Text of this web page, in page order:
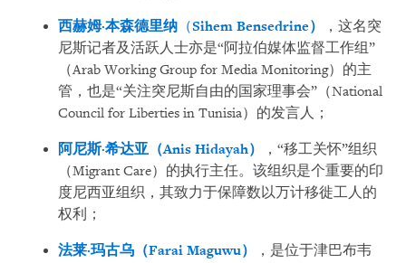
西赫姆·本森德里纳 （Sihem Bensedrine）
，这名突
尼斯记者及活跃人士亦是“阿拉伯媒体监督工作组”
（Arab Working Group for Media Monitoring）的主
管，也是“关注突尼斯自由的国家理事会”（National
Council for Liberties in Tunisia）的发言人；
阿尼斯·希达亚（Anis Hidayah）
，“移工关怀”组织
（Migrant Care）的执行主任。该组织是个重要的印
度尼西亚组织，其致力于保障数以万计移徙工人的
权利；
法莱·玛古乌 （Farai Maguwu）
，是位于津巴布韦